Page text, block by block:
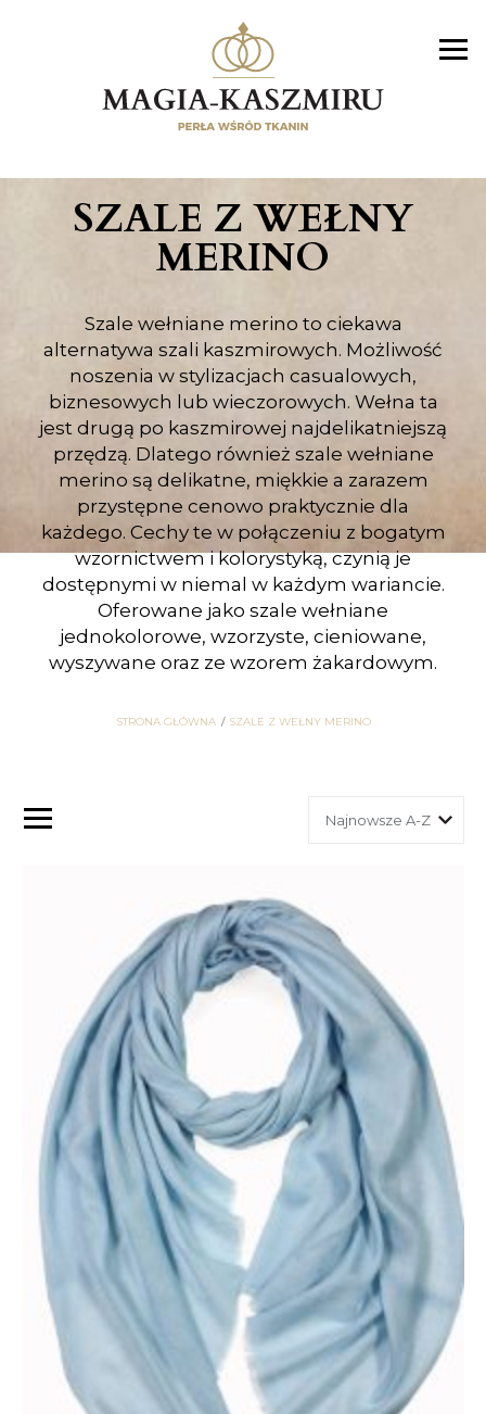
SZALE Z WEŁNY
MERINO
Szale wełniane merino to ciekawa
alternatywa szali kaszmirowych. Możliwość
noszenia w stylizacjach casualowych,
biznesowych lub wieczorowych. Wełna ta
jest drugą po kaszmirowej najdelikatniejszą
przędzą. Dlatego również szale wełniane
merino są delikatne, miękkie a zarazem
przystępne cenowo praktycznie dla
każdego. Cechy te w połączeniu z bogatym
wzornictwem i kolorystyką, czynią je
dostępnymi w niemal w każdym wariancie.
Oferowane jako szale wełniane
jednokolorowe, wzorzyste, cieniowane,
wyszywane oraz ze wzorem żakardowym.
STRONA GŁÓWNA SZALE Z WEŁNY MERINO